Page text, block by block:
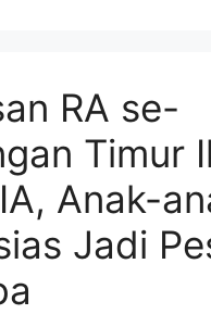
RA se-
Timur
Anak-
Jadi